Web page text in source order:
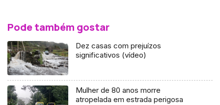
Pode também gostar
Dez casas com prejuízos
significativos (vídeo)
Mulher de 80 anos morre
atropelada em estrada perigosa